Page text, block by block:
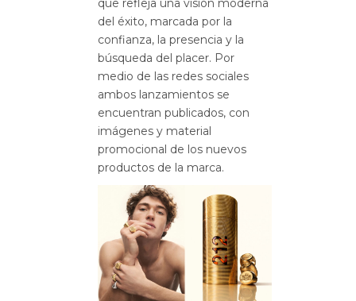
que refleja una visión moderna
del éxito, marcada por la
confianza, la presencia y la
búsqueda del placer. Por
medio de las redes sociales
ambos lanzamientos se
encuentran publicados, con
imágenes y material
promocional de los nuevos
productos de la marca.